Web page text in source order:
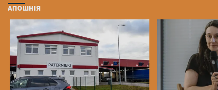
АПОШНІЯ